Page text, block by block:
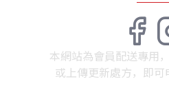
本網站為會員配送專用
或上傳更新處方，即